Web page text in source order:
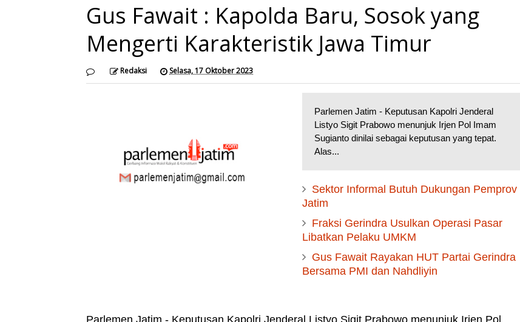
Gus Fawait : Kapolda Baru, Sosok yang
Mengerti Karakteristik Jawa Timur
Redaksi Selasa, 17 Oktober 2023
Parlemen Jatim - Keputusan Kapolri Jenderal
Listyo Sigit Prabowo menunjuk Irjen Pol Imam
Sugianto dinilai sebagai keputusan yang tepat.
Alas...
Sektor Informal Butuh Dukungan Pemprov
Jatim
Fraksi Gerindra Usulkan Operasi Pasar
Libatkan Pelaku UMKM
Gus Fawait Rayakan HUT Partai Gerindra
Bersama PMI dan Nahdliyin